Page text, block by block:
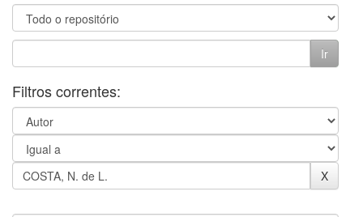
Filtros correntes: